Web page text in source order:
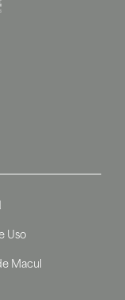
Macul
Uso